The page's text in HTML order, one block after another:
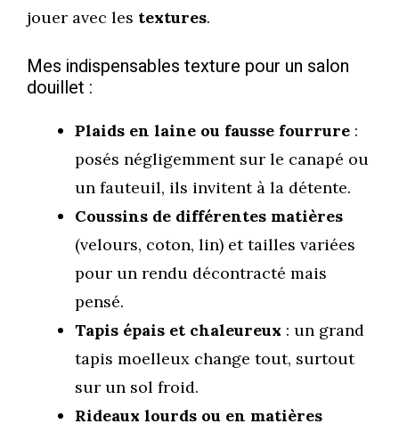
jouer avec les textures.
Mes indispensables texture pour un salon
douillet :
Plaids en laine ou fausse fourrure :
posés négligemment sur le canapé ou
un fauteuil, ils invitent à la détente.
Coussins de différentes matières
(velours, coton, lin) et tailles variées
pour un rendu décontracté mais
pensé.
Tapis épais et chaleureux : un grand
tapis moelleux change tout, surtout
sur un sol froid.
Rideaux lourds ou en matières